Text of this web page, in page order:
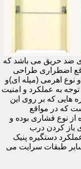
ضد حریق می باشد که
اضطراری طراحی
اهرمی (میله ای)و
به عملکرد و امنیت
هایی که بر روی این
که در مواقع
از نوع فشاری بوده و
باز کردن درب
دستگیره پنیک
سایر طبقات سرایت می